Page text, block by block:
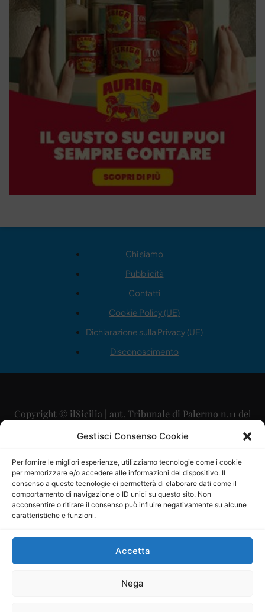
Gestisci Consenso Cookie
Per fornire le migliori esperienze, utilizziamo tecnologie come i cookie
per memorizzare e/o accedere alle informazioni del dispositivo. Il
consenso a queste tecnologie ci permetterà di elaborare dati come il
comportamento di navigazione o ID unici su questo sito. Non
acconsentire o ritirare il consenso può influire negativamente su alcune
caratteristiche e funzioni.
Accetta
Nega
Chi siamo
Pubblicità
Contatti
Cookie Policy (UE)
Dichiarazione sulla Privacy (UE)
Disconoscimento
Copyright © ilSicilia | aut. Tribunale di Palermo n.11 del
29/09/2015
Direttore Editoriale: Maurizio Scaglione
Direttore Responsabile: Maria Calabrese
P.IVA: 06334930820
Mercurio Comunicazione Società Cooperativa a r.l. è
iscritta al Registro degli Operatori di Comunicazione al